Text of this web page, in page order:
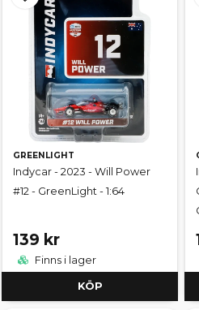
GREENLIGHT
Indycar - 2023 - Will Power
#12 - GreenLight - 1:64
139 kr
Finns i lager
KÖP